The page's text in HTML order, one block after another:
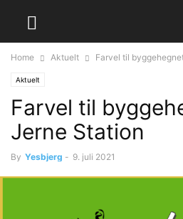
Home Aktuelt Farvel til
Aktuelt
Farvel til
Jerne Station
By Yesbjerg - 9. juli 2021